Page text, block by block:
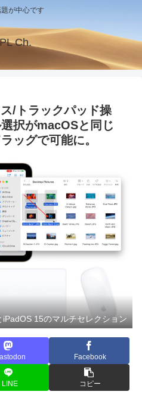
が中心です
Ch.
/トラックパッド操
択がmacOSと同じ
ッグで可能に。
iPadOS 15のマルチセレクション
Facebook
LINE コピー